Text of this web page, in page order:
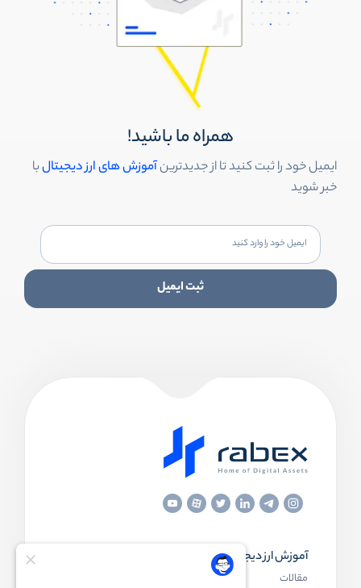
همراه ما باشید!
ایمیل خود را ثبت کنید تا از جدیدترینآموزش های ارز دیجیتالبا
خبر شوید
ثبت ایمیل
آموزش ارز دیجیتال
مقالات